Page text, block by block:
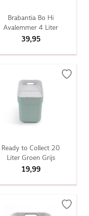
Brabantia Bo Hi
Avalemmer 4 Liter
39,95
Ready to Collect 20
Liter Groen Grijs
19,99